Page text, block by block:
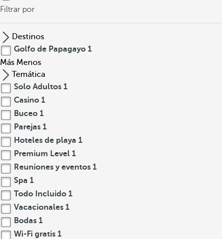
Filtrar por
Destinos
Golfo de Papagayo 1
Más Menos
Temática
Solo Adultos 1
Casino 1
Buceo 1
Parejas 1
Hoteles de playa 1
Premium Level 1
Reuniones y eventos 1
Spa 1
Todo Incluido 1
Vacacionales 1
Bodas 1
Wi-Fi gratis 1